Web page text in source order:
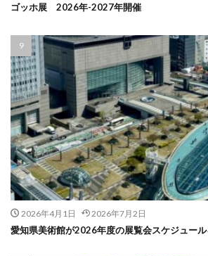
ゴッホ展 2026年-2027年開催
2026年4月1日 2026年7月2日
愛知県美術館が2026年度の展覧会スケジュー